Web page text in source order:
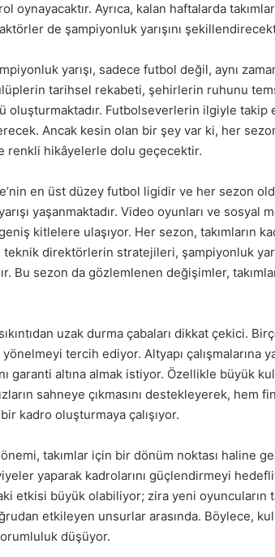
oynayacaktır. Ayrıca, kalan haftalarda
de şampiyonluk yarışını
yarışı, sadece futbol değil, aynı
tarihsel rekabeti, şehirlerin ruhunu
oluşturmaktadır. Futbolseverlerin ilgiyle takip
Ancak kesin olan bir şey var ki, her
renkli hikâyelerle dolu geçecektir.
en üst düzey futbol ligidir ve her sezon
yaşanmaktadır. Video oyunları ve sosyal
kitlelere ulaşıyor. Her sezon, takımların
direktörlerin stratejileri, şampiyonluk
Bu sezon da gözlemlenen değişimler,
uzak durma çabaları dikkat çekici.
tercih ediyor. Altyapı çalışmalarına
garanti altına almak istiyor. Özellikle büyük
sahneye çıkmasını destekleyerek, hem
kadro oluşturmaya çalışıyor.
takımlar için bir dönüm noktası haline
yaparak kadrolarını güçlendirmeyi
etkisi büyük olabiliyor; zira yeni oyuncuların
etkileyen unsurlar arasında. Böylece,
düşüyor.